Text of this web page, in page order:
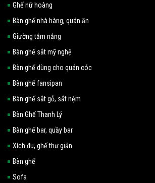
Ghế nữ hoàng
Bàn ghế nhà hàng, quán ăn
Giường tắm nắng
Bàn ghế sắt mỹ nghệ
Bàn ghế dùng cho quán cóc
Bàn ghế fansipan
Bàn ghế sắt gỗ, sắt nệm
Bàn Ghế Thanh Lý
Bàn ghế bar, quầy bar
Xích đu, ghế thư giản
Bàn ghế
Sofa